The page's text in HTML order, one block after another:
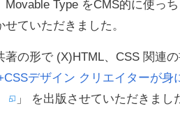
Movable Type をCMS的に使っ
せていただきました。
著の形で (X)HTML、CSS 関連
デザイン クリエイターが身
」 を出版させていただきま